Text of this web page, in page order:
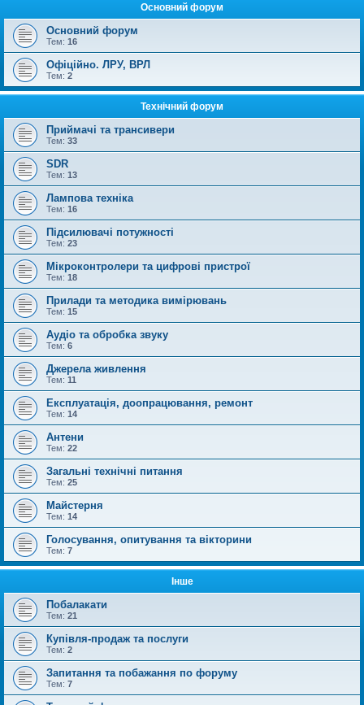
Основний форум
Основний форум
Тем: 16
Офіційно. ЛРУ, ВРЛ
Тем: 2
Технічний форум
Приймачі та трансивери
Тем: 33
SDR
Тем: 13
Лампова техніка
Тем: 16
Підсилювачі потужності
Тем: 23
Мікроконтролери та цифрові пристрої
Тем: 18
Прилади та методика вимірювань
Тем: 15
Аудіо та обробка звуку
Тем: 6
Джерела живлення
Тем: 11
Експлуатація, доопрацювання, ремонт
Тем: 14
Антени
Тем: 22
Загальні технічні питання
Тем: 25
Майстерня
Тем: 14
Голосування, опитування та вікторини
Тем: 7
Інше
Побалакати
Тем: 21
Купівля-продаж та послуги
Тем: 2
Запитання та побажання по форуму
Тем: 7